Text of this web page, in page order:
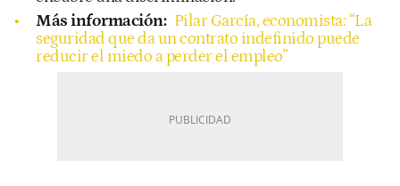
Más información: Pilar García, economista: “La
seguridad que da un contrato indefinido puede
reducir el miedo a perder el empleo”